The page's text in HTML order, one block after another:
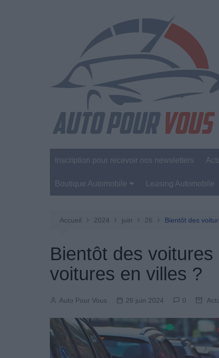
Inscription pour recevoir nos newsletters
Boutique Automobile
Entretien Automobile
Produits Boutique
Leasing Automobile
Accueil 2024 juin 26 Bientôt des
Bientôt des
voitures en villes ?
Auto Pour Vous 26 juin 2024 0